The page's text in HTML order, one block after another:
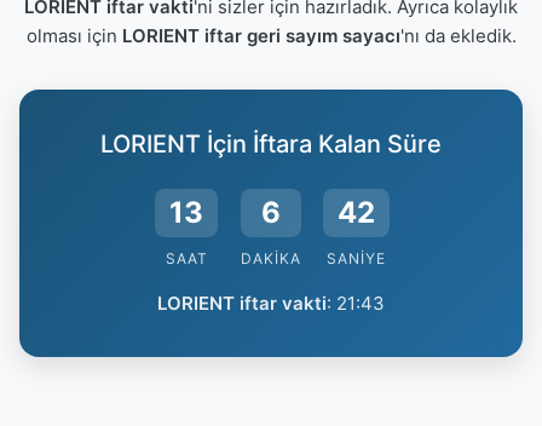
LORIENT iftar vakti'ni sizler için hazırladık. Ayrıca kolaylık
olması için LORIENT iftar geri sayım sayacı'nı da ekledik.
LORIENT İçin İftara Kalan Süre
13
SAAT
6
DAKIKA
42
SANIYE
LORIENT iftar vakti: 21:43